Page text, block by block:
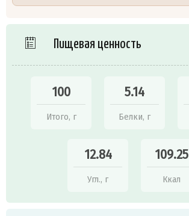
Пищевая ценность
100
Итого, г
5.14
Белки, г
12.84
Угл., г
109.25
Ккал